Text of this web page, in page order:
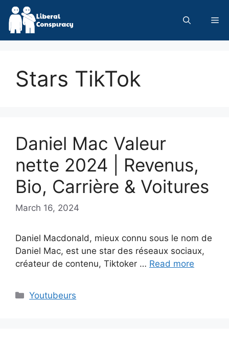
Skip
content
Stars TikTok
Daniel Mac Valeur
nette 2024 | Revenus,
Bio, Carrière & Voitures
March 16, 2024
Daniel Macdonald, mieux connu sous le nom de
Daniel Mac, est une star des réseaux sociaux,
créateur de contenu, Tiktoker … Read more
Categories
Youtubeurs